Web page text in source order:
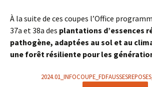
À la suite de ces coupes l’Office
37a et 38a des plantations d’essences
pathogène, adaptées au sol et au
une forêt résiliente pour les